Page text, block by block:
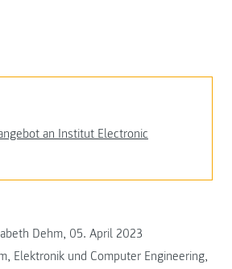
an Institut Electronic
Dehm, 05. April 2023
, Elektronik und Computer Engineering,